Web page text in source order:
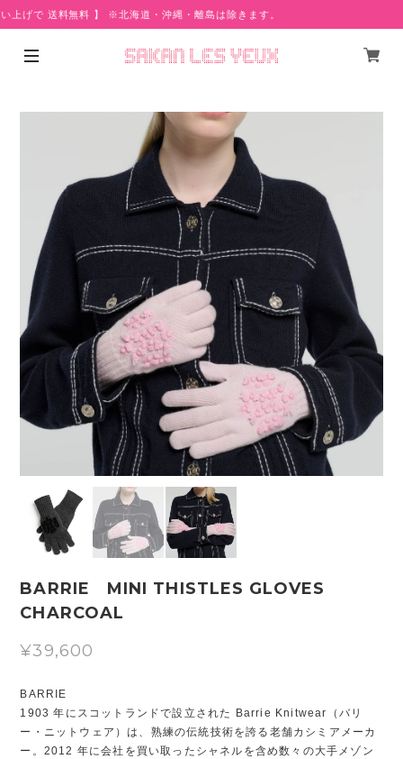
で 送料無料 】 ※北海道・沖縄・離島は除きます。
BARRIE MINI THISTLES GLOVES
CHARCOAL
¥39,600
BARRIE
1903 年にスコットランドで設立された Barrie Knitwear（バリ
ー・ニットウェア）は、熟練の伝統技術を誇る老舗カシミアメーカ
ー。2012 年に会社を買い取ったシャネルを含め数々の大手メゾン